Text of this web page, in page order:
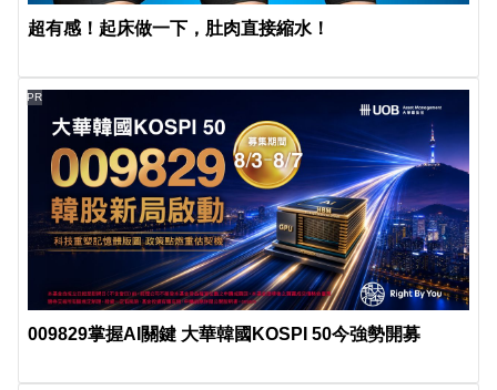
超有感！起床做一下，肚肉直接縮水！
009829掌握AI關鍵 大華韓國KOSPI 50今強勢開募
PR